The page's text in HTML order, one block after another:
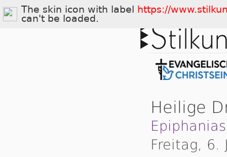
Heilige
Epiphanias
Freitag, 6.
The skin icon with label
https://
can't be loaded.